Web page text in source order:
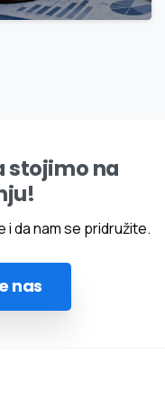
stojimo na
da nam se pridružite.
nas